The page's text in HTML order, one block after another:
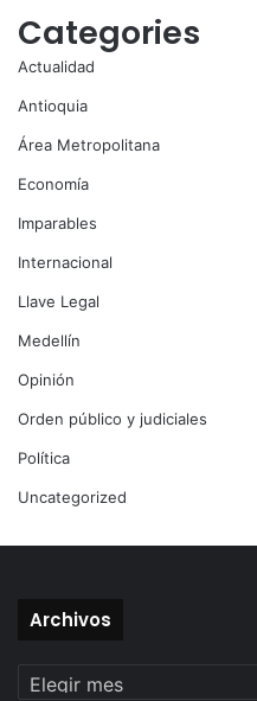
Categories
Actualidad
Antioquia
Área Metropolitana
Economía
Imparables
Internacional
Llave Legal
Medellín
Opinión
Orden público y judiciales
Política
Uncategorized
Archivos